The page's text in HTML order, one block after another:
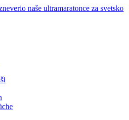
naše ultramaratonce za svetsko